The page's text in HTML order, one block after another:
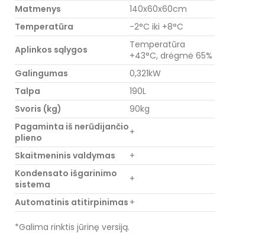
Matmenys
140x60x60cm
Temperatūra
-2°C iki +8°C
Aplinkos sąlygos
Temperatūra
+43°C, drėgmė 65%
Galingumas
0,321kW
Talpa
190L
Svoris (kg)
90kg
Pagaminta iš nerūdijančio
plieno
+
Skaitmeninis valdymas
+
Kondensato išgarinimo
sistema
+
Automatinis atitirpinimas +
*Galima rinktis jūrinę versiją.